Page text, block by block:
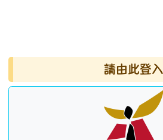
右邊區域內容 請由此登入